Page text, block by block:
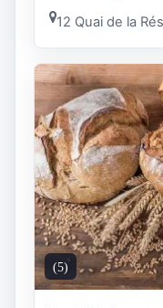
12 Quai de la
(5)